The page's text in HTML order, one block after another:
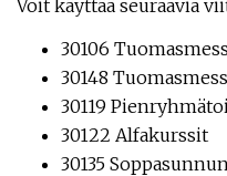
Voit käyttää seuraavia
30106
30148
30119
30122 Alfakurssit
30135